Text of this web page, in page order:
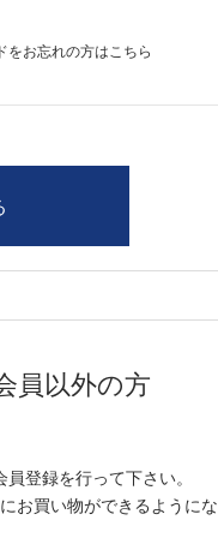
をお忘れの方はこちら
員以外の方
登録を行って下さい。
お買い物ができるように